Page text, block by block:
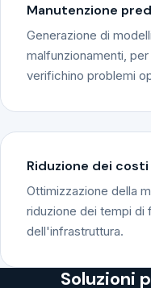
Manutenzione
Generazione di
malfunzionamenti,
verifichino problemi
Riduzione dei
Ottimizzazione della
riduzione dei tempi
dell'infrastruttura.
Soluzioni